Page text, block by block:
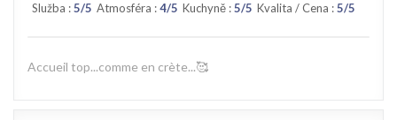
Služba :5/5 Atmosféra :4/5 Kuchyně :5/5 Kvalita / Cena :5/5
Accueil top...comme en crète...🥰